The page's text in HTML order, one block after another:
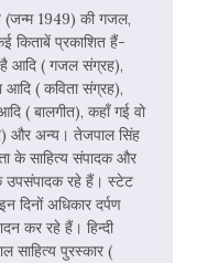
1949) की गजल,
किताबें प्रकाशित हैं-
है आदि ( गजल संग्रह),
आदि ( कविता संग्रह),
( बालगीत), कहाँ गई वो
और अन्य। तेजपाल सिंह
के साहित्य संपादक और
उपसंपादक रहे हैं। स्टेट
दिनों अधिकार दर्पण
कर रहे हैं। हिन्दी
साहित्य पुरस्कार (